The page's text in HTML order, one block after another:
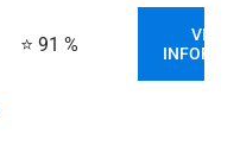
⭐ 91 %
VIAC